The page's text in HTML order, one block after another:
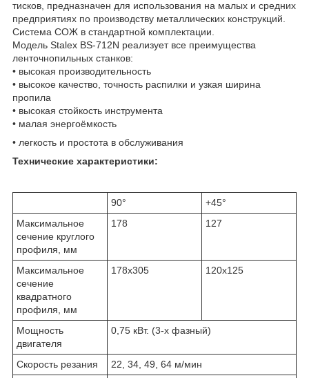
тисков, предназначен для использования на малых и средних
предприятиях по производству металлических конструкций.
Система СОЖ в стандартной комплектации.
Модель Stalex BS-712N реализует все преимущества
ленточнопильных станков:
• высокая производительность
• высокое качество, точность распилки и узкая ширина
пропила
• высокая стойкость инструмента
• малая энергоёмкость
• легкость и простота в обслуживания
Технические характеристики:
90°
+45°
Максимальное
сечение круглого
профиля, мм
178 127
Максимальное
сечение
квадратного
профиля, мм
178х305 120х125
Мощность
двигателя
0,75 кВт. (3-х фазный)
Скорость резания
22, 34, 49, 64 м/мин